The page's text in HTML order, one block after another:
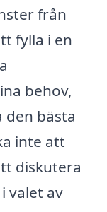
från
fylla i en
behov,
bästa
inte att
diskutera
valet av